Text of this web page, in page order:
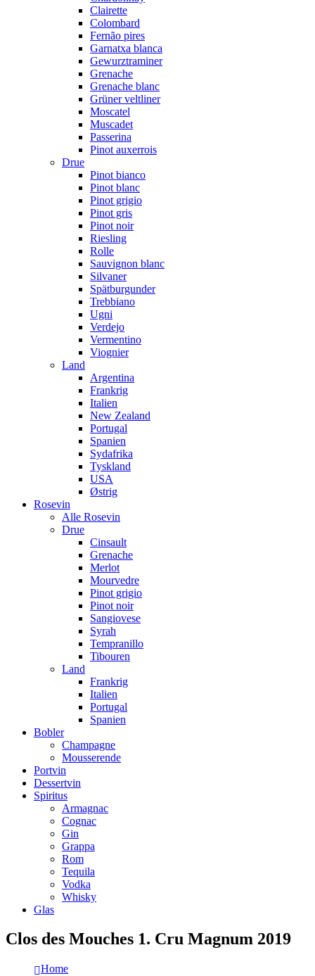
Clairette
Colombard
Fernão pires
Garnatxa blanca
Gewurztraminer
Grenache
Grenache blanc
Grüner veltliner
Moscatel
Muscadet
Passerina
Pinot auxerrois
Drue
Pinot bianco
Pinot blanc
Pinot grigio
Pinot gris
Pinot noir
Riesling
Rolle
Sauvignon blanc
Silvaner
Spätburgunder
Trebbiano
Ugni
Verdejo
Vermentino
Viognier
Land
Argentina
Frankrig
Italien
New Zealand
Portugal
Spanien
Sydafrika
Tyskland
USA
Østrig
Rosevin
Alle Rosevin
Drue
Cinsault
Grenache
Merlot
Mourvedre
Pinot grigio
Pinot noir
Sangiovese
Syrah
Tempranillo
Tibouren
Land
Frankrig
Italien
Portugal
Spanien
Bobler
Champagne
Mousserende
Portvin
Dessertvin
Spiritus
Armagnac
Cognac
Gin
Grappa
Rom
Tequila
Vodka
Whisky
Glas
Clos des Mouches 1. Cru Magnum 2019
Home